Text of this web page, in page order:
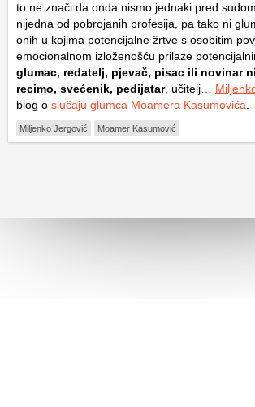
to ne znači da onda nismo jednaki pred
nijedna od pobrojanih profesija, pa tako ni
onih u kojima potencijalne žrtve s osobitim
emocionalnom izloženošću prilaze
glumac, redatelj, pjevač, pisac ili novinar
recimo, svećenik, pedijatar, učitelj…
blog o slučaju glumca Moamera Kasumovića
Miljenko Jergović Moamer Kasumović